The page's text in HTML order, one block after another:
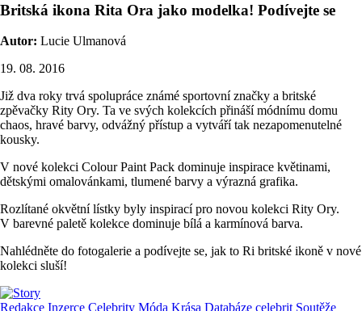
Britská ikona Rita Ora jako modelka! Podívejte se
Autor: Lucie Ulmanová
19. 08. 2016
Již dva roky trvá spolupráce známé sportovní značky a britské
zpěvačky Rity Ory. Ta ve svých kolekcích přináší módnímu domu
chaos, hravé barvy, odvážný přístup a vytváří tak nezapomenutelné
kousky.
V nové kolekci Colour Paint Pack dominuje inspirace květinami,
dětskými omalovánkami, tlumené barvy a výrazná grafika.
Rozlítané okvětní lístky byly inspirací pro novou kolekci Rity Ory.
V barevné paletě kolekce dominuje bílá a karmínová barva.
Nahlédněte do fotogalerie a podívejte se, jak to Ri britské ikoně v nové
kolekci sluší!
Redakce Inzerce Celebrity Móda Krása Databáze celebrit Soutěže